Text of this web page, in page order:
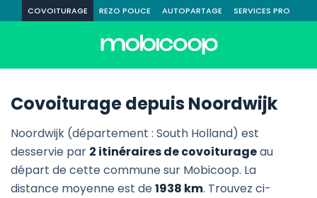
COVOITURAGE REZO POUCE AUTOPARTAGE SERVICES PRO
Covoiturage depuis Noordwijk
Noordwijk (département : South Holland) est
desservie par 2 itinéraires de covoiturageau
départ de cette commune sur Mobicoop. La
distance moyenne est de1938 km. Trouvez ci-